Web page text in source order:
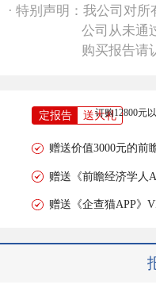
· 特别声明：我公司对
公司从未通过任
购买报告请认
定报告 送大礼
订购12800元
赠送价值3000元的前
赠送《前瞻经济学人
赠送《企查猫APP》